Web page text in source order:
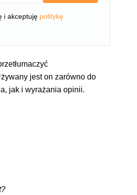
i akceptuję politykę
jest on zarówno do
jak i wyrażania opinii.